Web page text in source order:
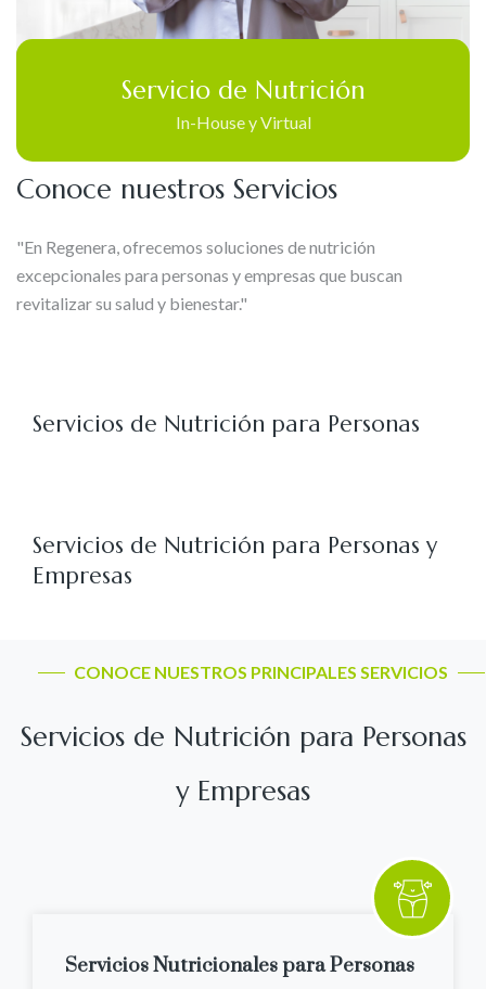
Servicio de Nutrición
In-House y Virtual
Conoce nuestros Servicios
"En Regenera, ofrecemos soluciones de nutrición
excepcionales para personas y empresas que buscan
revitalizar su salud y bienestar."
Servicios de Nutrición para Personas
Servicios de Nutrición para Personas y
Empresas
CONOCE NUESTROS PRINCIPALES SERVICIOS
Servicios de Nutrición para Personas
y Empresas
Servicios Nutricionales para Personas